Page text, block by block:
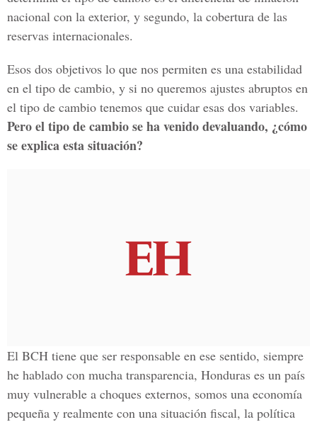
nacional con la exterior, y segundo, la cobertura de las
reservas internacionales.
Esos dos objetivos lo que nos permiten es una estabilidad
en el tipo de cambio, y si no queremos ajustes abruptos en
el tipo de cambio tenemos que cuidar esas dos variables.
Pero el tipo de cambio se ha venido devaluando, ¿cómo
se explica esta situación?
El BCH tiene que ser responsable en ese sentido, siempre
he hablado con mucha transparencia, Honduras es un país
muy vulnerable a choques externos, somos una economía
pequeña y realmente con una situación fiscal, la política